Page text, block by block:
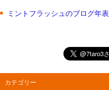
ミントフラッシュのブログ年表
カテゴリー